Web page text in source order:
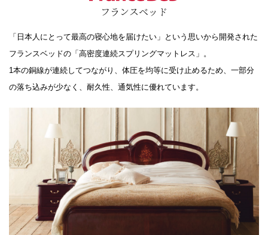
フランスベッド
「日本人にとって最高の寝心地を届けたい」という思いから開発された
フランスベッドの「高密度連続スプリングマットレス」。
1本の銅線が連続してつながり、体圧を均等に受け止めるため、一部分
の落ち込みが少なく、耐久性、通気性に優れています。